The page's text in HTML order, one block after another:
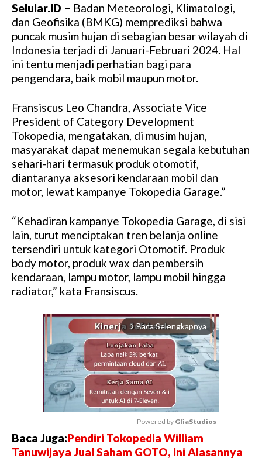
Selular.ID – Badan Meteorologi, Klimatologi,
dan Geofisika (BMKG) memprediksi bahwa
puncak musim hujan di sebagian besar wilayah di
Indonesia terjadi di Januari-Februari 2024. Hal
ini tentu menjadi perhatian bagi para
pengendara, baik mobil maupun motor.
Fransiscus Leo Chandra, Associate Vice
President of Category Development
Tokopedia, mengatakan, di musim hujan,
masyarakat dapat menemukan segala kebutuhan
sehari-hari termasuk produk otomotif,
diantaranya aksesori kendaraan mobil dan
motor, lewat kampanye Tokopedia Garage.”
“Kehadiran kampanye Tokopedia Garage, di sisi
lain, turut menciptakan tren belanja online
tersendiri untuk kategori Otomotif. Produk
body motor, produk wax dan pembersih
kendaraan, lampu motor, lampu mobil hingga
radiator,” kata Fransiscus.
arrow_forward_ios Baca Selengkapnya
M
u
Powered by GliaStudios
Baca Juga:Pendiri Tokopedia William
Tanuwijaya Jual Saham GOTO, Ini Alasannya